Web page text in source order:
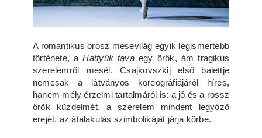
A romantikus orosz mesevilág egyik legismertebb
története, aHattyúk tavaegy örök, ám tragikus
szerelemről mesél. Csajkovszkij első balettje
nemcsak a látványos koreográfiájáról híres,
hanem mély érzelmi tartalmáról is: a jó és a rossz
örök küzdelmét, a szerelem mindent legyőző
erejét, az átalakulás szimbolikáját járja körbe.